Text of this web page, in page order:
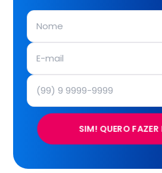
SIM! QUERO FAZER